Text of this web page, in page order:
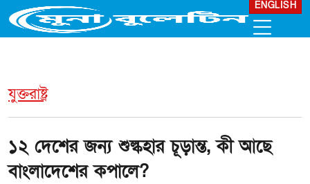
ENGLISH
যুক্তরাষ্ট্র
১২ দেশের জন্য শুল্কহার চূড়ান্ত, কী আছে
বাংলাদেশের কপালে?